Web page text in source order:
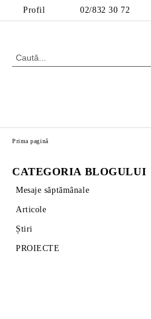
Profil 02/832 30 72
CATEGORIA BLOGULUI
Mesaje săptămânale
Articole
Știri
PROIECTE
Prima pagină